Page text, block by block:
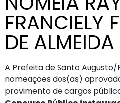
FRANCIELY
DE ALMEIDA
A Prefeita de Santo Augusto/
nomeações dos(as)
provimento de cargos